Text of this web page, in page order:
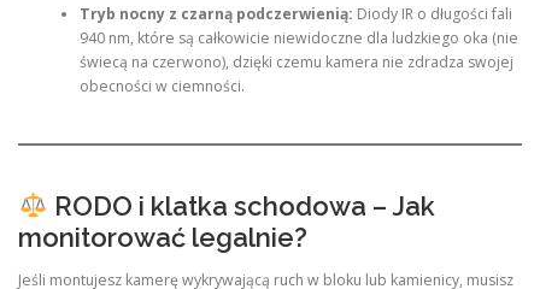
Tryb nocny z czarną podczerwienią: Diody IR o długości fali
940 nm, które są całkowicie niewidoczne dla ludzkiego oka (nie
świecą na czerwono), dzięki czemu kamera nie zdradza swojej
obecności w ciemności.
RODO i klatka schodowa – Jak
monitorować legalnie?
Jeśli montujesz kamerę wykrywającą ruch w bloku lub kamienicy, musisz